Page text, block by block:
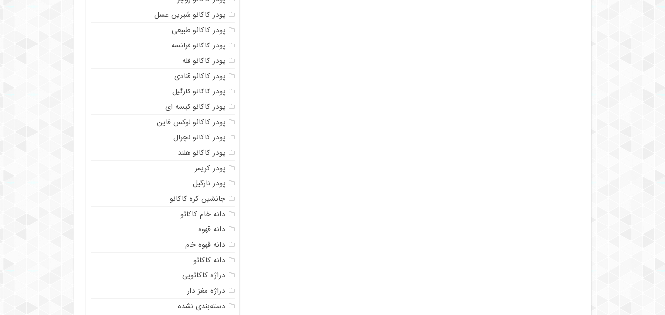
پودر کاکائو شیرین عسل
پودر کاکائو طبیعی
پودر کاکائو فرانسه
پودر کاکائو فله
پودر کاکائو قنادی
پودر کاکائو کارگیل
پودر کاکائو کیسه ای
پودر کاکائو لوکس فاین
پودر کاکائو نچرال
پودر کاکائو هلند
پودر کریمر
پودر نارگیل
جانشین کره کاکائو
دانه خام کاکائو
دانه قهوه
دانه قهوه خام
دانه کاکائو
دراژه کاکائویی
دراژه مغز دار
دسته‌بندی نشده